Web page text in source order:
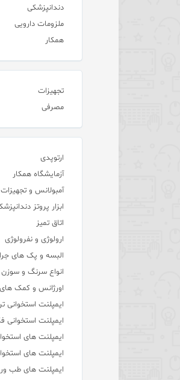
دندانپزشکی
ملزومات دارویی
همکار
تجهیزات
مصرفی
ارتوپدی
آزمایشگاه همکار
آمبولانس و
ابزار پروتز
اتاق تمیز
ارولوژی و نفرولوژی
البسه و پک های
انواع سرنگ و سوزن
اورژانس و کمک های
ایمپلنت استخوانی
ایمپلنت
ایمپلنت های
ایمپلنت های
ایمپلنت های طب